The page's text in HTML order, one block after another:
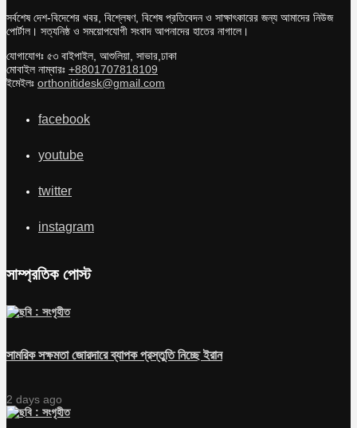
সর্বশেষ দেশ-বিদেশের খবর, বিশ্লেষণ, বিশেষ প্রতিবেদন ও সাক্ষাৎকারের জন্য আমাদের নিউজ
পোর্টাল। সত্যনিষ্ঠ ও সময়োপযোগী সংবাদ আপনাদের হাতের নাগালে।
যোগাযোগঃ ৫৩ বাইপাইল, আশুলিয়া, সাভার,ঢাকা
মোবাইল নাম্বারঃ +8801707818109
ইমেইলঃ orthonitidesk@gmail.com
facebook
youtube
twitter
instagram
সাম্প্রতিক পোস্ট
সামরিক সক্ষমতা জোরদারে ব্যাপক প্রস্তুতি নিচ্ছে ইরান
2 days ago